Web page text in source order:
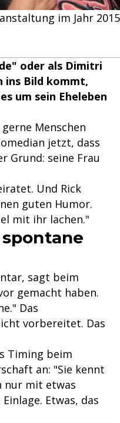
im Jahr
oder als Dimitri
ins Bild kommt,
um sein Eheleben
Menschen
jetzt, dass
Grund: seine Frau
Und Rick
guten Humor.
mit ihr lachen."
sagt beim
gemacht haben.
Das
vorbereitet. Das
Timing beim
an: "Sie kennt
nur mit etwas
Etwas, das